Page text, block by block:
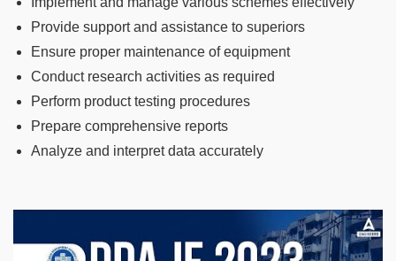
Provide support and assistance to superiors
Ensure proper maintenance of equipment
Conduct research activities as required
Perform product testing procedures
Prepare comprehensive reports
Analyze and interpret data accurately